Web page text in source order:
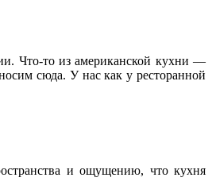
Что-то из американской кухни —
сюда. У нас как у ресторанной
и ощущению, что кухня